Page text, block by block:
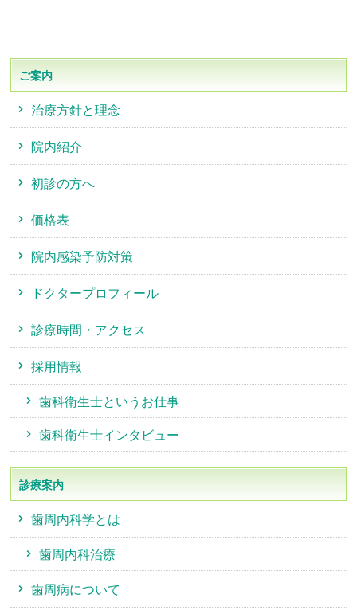
ご案内
治療方針と理念
院内紹介
初診の方へ
価格表
院内感染予防対策
ドクタープロフィール
診療時間・アクセス
採用情報
歯科衛生士というお仕事
歯科衛生士インタビュー
診療案内
歯周内科学とは
歯周内科治療
歯周病について